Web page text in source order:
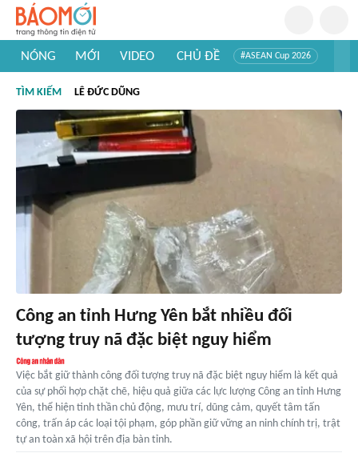
NÓNG MỚI VIDEO CHỦ ĐỀ #ASEAN Cup 2026
#Khám phá thế giới
TÌM KIẾM LÊ ĐỨC DŨNG
Công an tỉnh Hưng Yên bắt nhiều đối
tượng truy nã đặc biệt nguy hiểm
Việc bắt giữ thành công đối tượng truy nã đặc biệt nguy hiểm là kết quả
của sự phối hợp chặt chẽ, hiệu quả giữa các lực lượng Công an tỉnh Hưng
Yên, thể hiện tinh thần chủ động, mưu trí, dũng cảm, quyết tâm tấn
công, trấn áp các loại tội phạm, góp phần giữ vững an ninh chính trị, trật
tự an toàn xã hội trên địa bàn tỉnh.